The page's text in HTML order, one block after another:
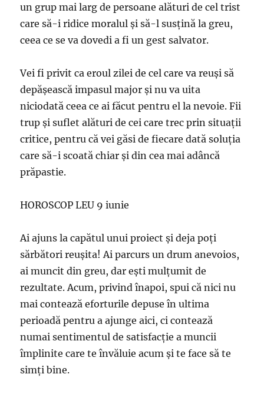
un grup mai larg de persoane alături de cel trist
care să-i ridice moralul şi să-l susţină la greu,
ceea ce se va dovedi a fi un gest salvator.
Vei fi privit ca eroul zilei de cel care va reuşi să
depăşească impasul major şi nu va uita
niciodată ceea ce ai făcut pentru el la nevoie. Fii
trup şi suflet alături de cei care trec prin situaţii
critice, pentru că vei găsi de fiecare dată soluţia
care să-i scoată chiar şi din cea mai adâncă
prăpastie.
HOROSCOP LEU 9 iunie
Ai ajuns la capătul unui proiect şi deja poţi
sărbători reuşita! Ai parcurs un drum anevoios,
ai muncit din greu, dar eşti mulţumit de
rezultate. Acum, privind înapoi, spui că nici nu
mai contează eforturile depuse în ultima
perioadă pentru a ajunge aici, ci contează
numai sentimentul de satisfacţie a muncii
împlinite care te învăluie acum şi te face să te
simţi bine.